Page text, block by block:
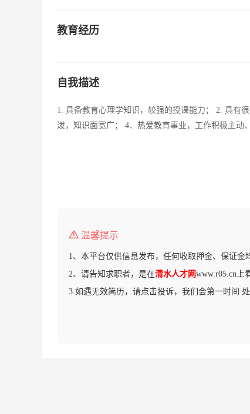
教育经历
自我描述
1. 具备教育心理学知识，较强的授课能力； 2. 具有
泼，知识面宽广； 4、热爱教育事业，工作积极主动
温馨提示
1、本平台仅供信息发布，任何收取押金、保证金
2、请告知求职者，是在清水人才网www.r05.cn上
3.如遇无效简历，请点击投诉，我们会第一时间 处